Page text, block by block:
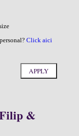
Click aici
&